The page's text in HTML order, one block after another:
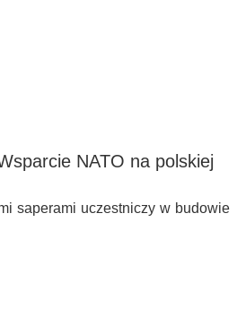
NATO na polskiej
saperami uczestniczy w budowie